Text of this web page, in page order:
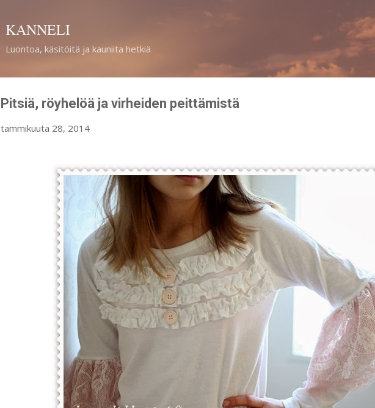
KANNELI
Luontoa, käsitöitä ja kauniita hetkiä
Pitsiä, röyhelöä ja virheiden peittämistä
tammikuuta 28, 2014